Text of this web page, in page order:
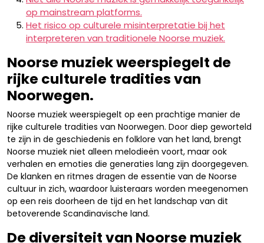
op mainstream platforms.
Het risico op culturele misinterpretatie bij het
interpreteren van traditionele Noorse muziek.
Noorse muziek weerspiegelt de
rijke culturele tradities van
Noorwegen.
Noorse muziek weerspiegelt op een prachtige manier de
rijke culturele tradities van Noorwegen. Door diep geworteld
te zijn in de geschiedenis en folklore van het land, brengt
Noorse muziek niet alleen melodieën voort, maar ook
verhalen en emoties die generaties lang zijn doorgegeven.
De klanken en ritmes dragen de essentie van de Noorse
cultuur in zich, waardoor luisteraars worden meegenomen
op een reis doorheen de tijd en het landschap van dit
betoverende Scandinavische land.
De diversiteit van Noorse muziek